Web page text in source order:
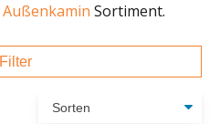
Außenkamin Sortiment.
Filter